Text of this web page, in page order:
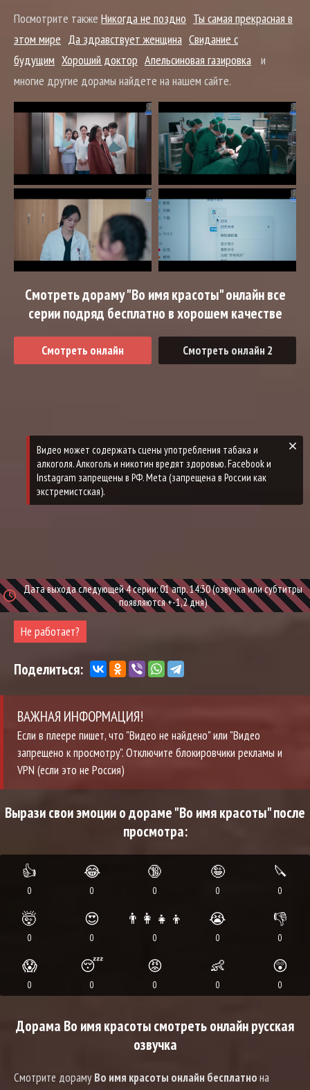
Посмотрите также Никогда не поздно Ты самая прекрасная в
этом мире Да здравствует женщина Свидание с
будущим Хороший доктор Апельсиновая газировка
и
многие другие дорамы найдете на нашем сайте.
Смотреть дораму "Во имя красоты" онлайн все
серии подряд бесплатно в хорошем качестве
Смотреть онлайн Смотреть онлайн 2
Дата выхода следующей 4 серии: 01 апр. 14:30 (озвучка или субтитры
появляются +-1,2 дня)
Не работает?
Поделиться:
ВАЖНАЯ ИНФОРМАЦИЯ!
Если в плеере пишет, что "Видео не найдено" или "Видео
запрещено к просмотру". Отключите блокировчики рекламы и
VPN (если это не Россия)
Вырази свои эмоции о дораме "Во имя красоты" после
просмотра:
👍
0
😂
0
🔞
0
🤪
0
🔪
0
🤯
0
😍
0
👨‍👩‍👧‍👦
0
😭
0
👎
0
😱
0
😴
0
😡
0
👶
0
😲
0
Дорама Во имя красоты смотреть онлайн русская
озвучка
Смотрите дорамуВо имя красоты онлайн бесплатнона